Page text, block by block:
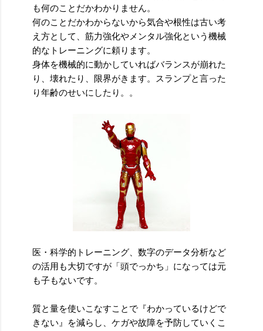
も何のことだかわかりません。
何のことだかわからないから気合や根性は古い考
え方として、筋力強化やメンタル強化という機械
的なトレーニングに頼ります。
身体を機械的に動かしていればバランスが崩れた
り、壊れたり、限界がきます。スランプと言った
り年齢のせいにしたり。。
医・科学的トレーニング、数字のデータ分析など
の活用も大切ですが「頭でっかち」になっては元
も子もないです。
質と量を使いこなすことで『わかっているけどで
きない』を減らし、ケガや故障を予防していくこ